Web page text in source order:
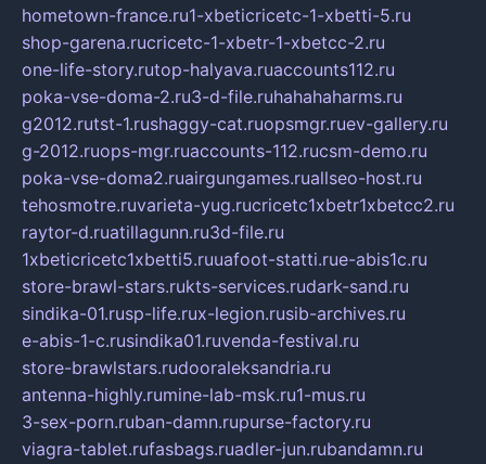
hometown-france.ru1-xbeticricetc-1-xbetti-5.ru
shop-garena.rucricetc-1-xbetr-1-xbetcc-2.ru
one-life-story.rutop-halyava.ruaccounts112.ru
poka-vse-doma-2.ru3-d-file.ruhahahaharms.ru
g2012.rutst-1.rushaggy-cat.ruopsmgr.ruev-gallery.ru
g-2012.ruops-mgr.ruaccounts-112.rucsm-demo.ru
poka-vse-doma2.ruairgungames.ruallseo-host.ru
tehosmotre.ruvarieta-yug.rucricetc1xbetr1xbetcc2.ru
raytor-d.ruatillagunn.ru3d-file.ru
1xbeticricetc1xbetti5.ruuafoot-statti.rue-abis1c.ru
store-brawl-stars.rukts-services.rudark-sand.ru
sindika-01.rusp-life.rux-legion.rusib-archives.ru
e-abis-1-c.rusindika01.ruvenda-festival.ru
store-brawlstars.rudooraleksandria.ru
antenna-highly.rumine-lab-msk.ru1-mus.ru
3-sex-porn.ruban-damn.rupurse-factory.ru
viagra-tablet.rufasbags.ruadler-jun.rubandamn.ru